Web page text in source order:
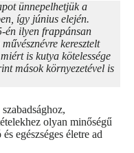
ünnepelhetjük a
így június elején.
én ilyen frappánsan
keresztelt
is kutya kötelessége
mások környezetével is
olyan minőségű
egészséges életre ad